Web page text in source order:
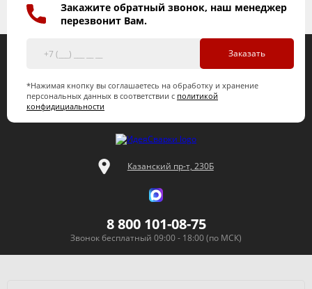
Закажите обратный звонок, наш менеджер
перезвонит Вам.
Заказать
*Нажимая кнопку вы соглашаетесь на обработку и хранение
персональных данных в соответствии с политикой
конфидициальности
Казанский пр-т, 230Б
8 800 101-08-75
Звонок бесплатный 09:00 - 18:00 (по МСК)